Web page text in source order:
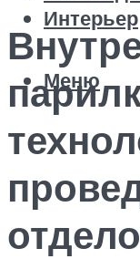
Интерьер
Меню